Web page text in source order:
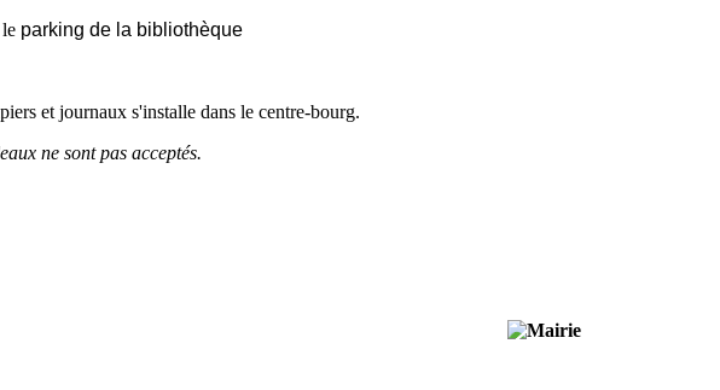
parking de la bibliothèque
et journaux s'installe dans le centre-bourg.
ne sont pas acceptés.